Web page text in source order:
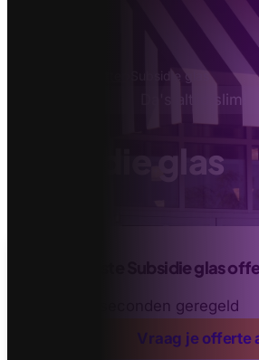
Vind de beste Subsidie glas
Binnen 20 seconden geregeld
Vraag je offerte
Subsidie glas
Da's altijd slim!
Subsidie glas